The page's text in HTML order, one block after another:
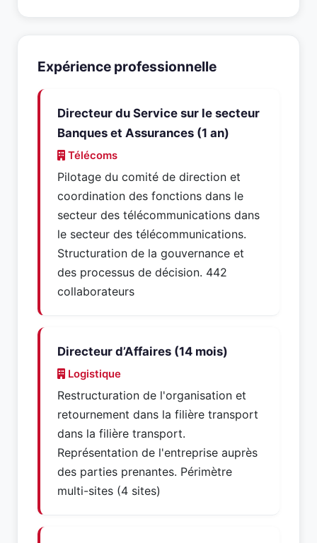
Expérience professionnelle
Directeur du Service sur le secteur
Banques et Assurances (1 an)
Télécoms
Pilotage du comité de direction et
coordination des fonctions dans le
secteur des télécommunications dans
le secteur des télécommunications.
Structuration de la gouvernance et
des processus de décision. 442
collaborateurs
Directeur d’Affaires (14 mois)
Logistique
Restructuration de l'organisation et
retournement dans la filière transport
dans la filière transport.
Représentation de l'entreprise auprès
des parties prenantes. Périmètre
multi-sites (4 sites)